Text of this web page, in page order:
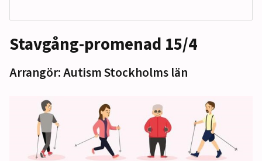
Stavgång-promenad 15/4
Arrangör: Autism Stockholms län